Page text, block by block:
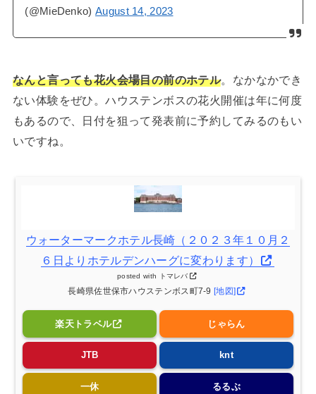
(@MieDenko) August 14, 2023
なんと言っても花火会場目の前のホテル。なかなかでき
ない体験をぜひ。ハウステンボスの花火開催は年に何度
もあるので、日付を狙って発表前に予約してみるのもい
いですね。
ウォーターマークホテル長崎（２０２３年１０月２
６日よりホテルデンハーグに変わります）
posted with トマレバ
長崎県佐世保市ハウステンボス町7-9 [地図]
楽天トラベル じゃらん
JTB knt
一休 るるぶ